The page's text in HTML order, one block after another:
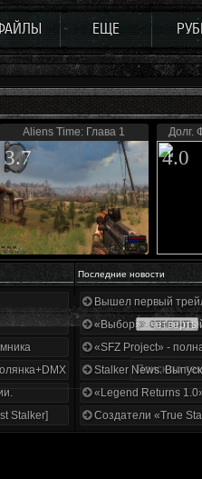
ЕЩЕ
Aliens Time: Глава 1
3.7
Долг.
4.0
Последние новости
1.3.5.ООП.МА.К.
Stalker]
Вышел первый
«Выбор» -
«SFZ Project» -
Stalker News.
«Legend Returns
Создатели «True